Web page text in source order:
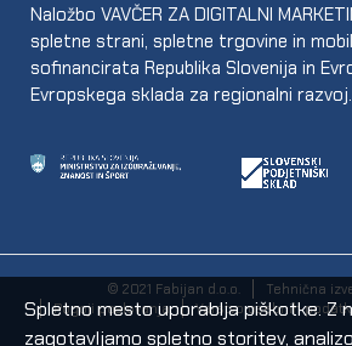
Naložbo VAVČER ZA DIGITALNI
spletne strani, spletne trgovine in
sofinancirata Republika Slovenija in
Evropskega sklada za regionalni razvoj.
© 2021 Fabijan d.o.o.
Tehnična
Pogoji poslovanja
Varstvo osebnih
Spletno mesto uporablja piškotke. Z
zagotavljamo spletno storitev,